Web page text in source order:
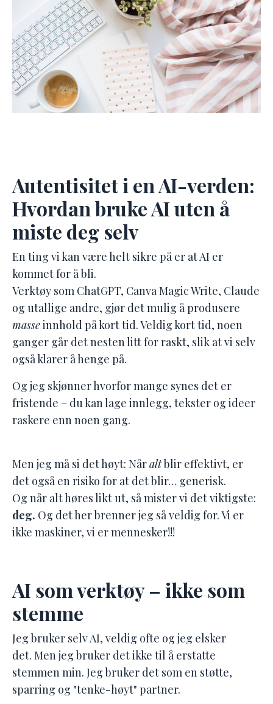
Autentisitet i en AI-verden:
Hvordan bruke AI uten å
miste deg selv
En ting vi kan være helt sikre på er at AI er
kommet for å bli.
Verktøy som ChatGPT, Canva Magic Write, Claude
og utallige andre, gjør det mulig å produsere
masseinnhold på kort tid. Veldig kort tid, noen
ganger går det nesten litt for raskt, slik at vi selv
også klarer å henge på.
Og jeg skjønner hvorfor mange synes det er
fristende – du kan lage innlegg, tekster og ideer
raskere enn noen gang.
Men jeg må si det høyt: Nåraltblir effektivt, er
det også en risiko for at det blir… generisk.
Og når alt høres likt ut, så mister vi det viktigste:
deg. Og det her brenner jeg så veldig for. Vi er
ikke maskiner, vi er mennesker!!!
AI som verktøy – ikke som
stemme
Jeg bruker selv AI, veldig ofte og jeg elsker
det. Men jeg bruker det ikke til å erstatte
stemmen min. Jeg bruker det som en støtte,
sparring og "tenke-høyt" partner.